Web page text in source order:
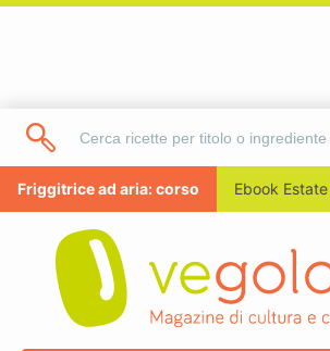
Friggitrice ad aria: corso Ebook